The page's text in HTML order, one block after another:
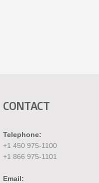
CONTACT
Telephone:
+1 450 975-1100
+1 866 975-1101
Email: